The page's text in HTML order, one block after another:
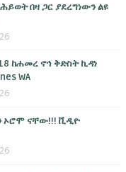
በዛ ጋር ያደረግነውን ልዩ
ከሐመረ ኖኅ ቅድስት ኪዳነ
WA
ኦሮሞ ናቸው!!! ቪዲዮ